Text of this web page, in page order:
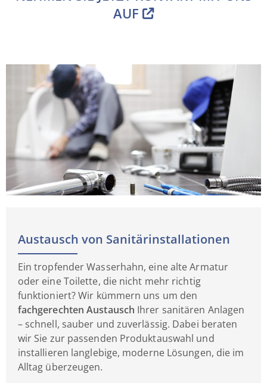
AUF
Austausch von Sanitärinstallationen
Ein tropfender Wasserhahn, eine alte Armatur
oder eine Toilette, die nicht mehr richtig
funktioniert? Wir kümmern uns um den
fachgerechten Austausch Ihrer sanitären Anlagen
– schnell, sauber und zuverlässig. Dabei beraten
wir Sie zur passenden Produktauswahl und
installieren langlebige, moderne Lösungen, die im
Alltag überzeugen.